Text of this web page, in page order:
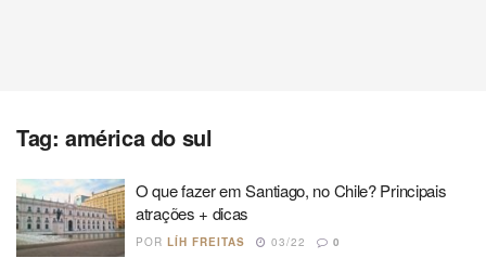
Tag: américa do sul
O que fazer em Santiago, no Chile? Principais
atrações + dicas
POR LÍH FREITAS 03/22 0